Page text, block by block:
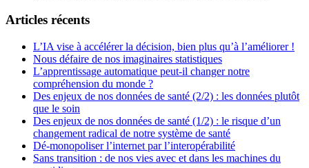
Articles récents
L’IA vise à accélérer la décision, bien plus qu’à l’améliorer !
Nous défaire de nos imaginaires statistiques
L’apprentissage automatique peut-il changer notre
compréhension du monde ?
Des enjeux de nos données de santé (2/2) : les données plutôt
que le soin
Des enjeux de nos données de santé (1/2) : le risque d’un
changement radical de notre système de santé
Dé-monopoliser l’internet par l’interopérabilité
Sans transition : de nos vies avec et dans les machines du